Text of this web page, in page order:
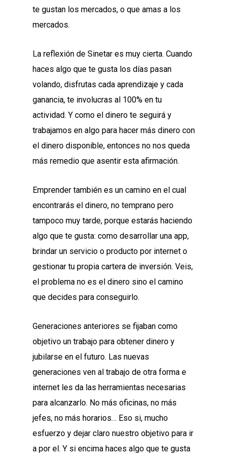
te gustan los mercados, o que amas a los
mercados.
La reflexión de Sinetar es muy cierta. Cuando
haces algo que te gusta los días pasan
volando, disfrutas cada aprendizaje y cada
ganancia, te involucras al 100% en tu
actividad. Y como el dinero te seguirá y
trabajamos en algo para hacer más dinero con
el dinero disponible, entonces no nos queda
más remedio que asentir esta afirmación.
Emprender también es un camino en el cual
encontrarás el dinero, no temprano pero
tampoco muy tarde, porque estarás haciendo
algo que te gusta: como desarrollar una app,
brindar un servicio o producto por internet o
gestionar tu propia cartera de inversión. Veis,
el problema no es el dinero sino el camino
que decides para conseguirlo.
Generaciones anteriores se fijaban como
objetivo un trabajo para obtener dinero y
jubilarse en el futuro. Las nuevas
generaciones ven al trabajo de otra forma e
internet les da las herramientas necesarias
para alcanzarlo. No más oficinas, no más
jefes, no más horarios… Eso si, mucho
esfuerzo y dejar claro nuestro objetivo para ir
a por el. Y si encima haces algo que te gusta